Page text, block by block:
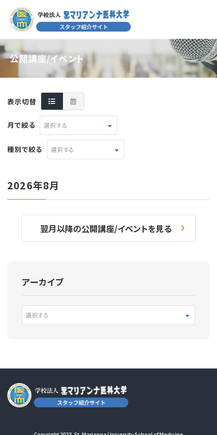
公開講座/イベント
表示切替
月で絞る 選択する
種別で絞る 選択する
2026年8月
翌月以降の公開講座/イベントを見る
アーカイブ
選択する